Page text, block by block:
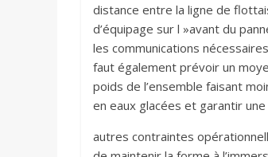
distance entre la ligne de
d’équipage sur l »avant du
les communications
faut également prévoir un
poids de l’ensemble faisant
en eaux glacées et garantir
autres contraintes